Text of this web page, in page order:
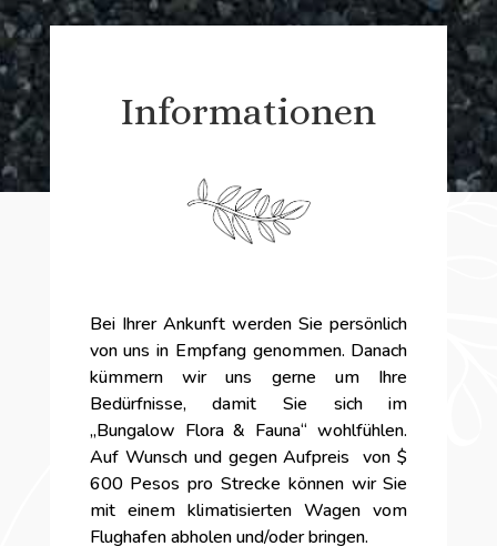
Informationen
Bei Ihrer Ankunft werden Sie persönlich
von uns in Empfang genommen. Danach
kümmern wir uns gerne um Ihre
Bedürfnisse, damit Sie sich im
„Bungalow Flora & Fauna“ wohlfühlen.
Auf Wunsch und gegen Aufpreis
von $
600 Pesos pro Strecke können wir Sie
mit einem klimatisierten Wagen vom
Flughafen abholen und/oder bringen.